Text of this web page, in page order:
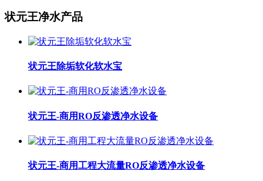
状元王净水产品
状元王除垢软化软水宝
状元王-商用RO反渗透净水设备
状元王-商用工程大流量RO反渗透净水设备